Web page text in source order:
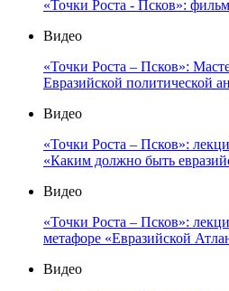
«Точки Роста - Псков»:
Видео
«Точки Роста – Псков»:
Евразийской политической
Видео
«Точки Роста – Псков»:
«Каким должно быть
Видео
«Точки Роста – Псков»:
метафоре «Евразийской
Видео